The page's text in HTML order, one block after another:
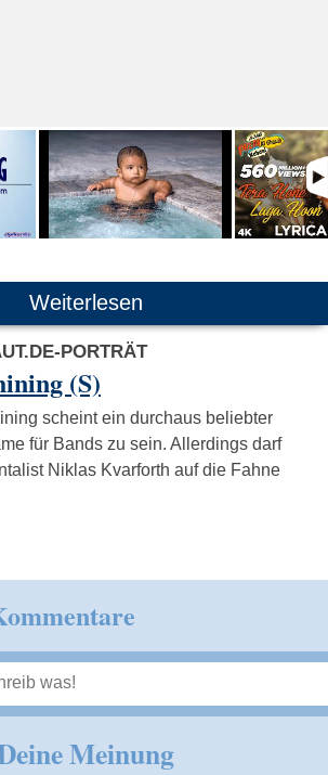
Weiterlesen
PORTRÄT
(S)
scheint ein durchaus beliebter
für Bands zu sein. Allerdings darf
Niklas Kvarforth auf die Fahne
Meinung